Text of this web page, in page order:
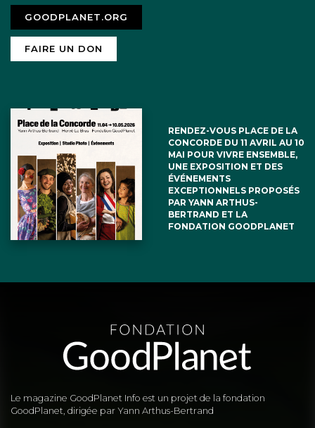
GOODPLANET.ORG
FAIRE UN DON
RENDEZ-VOUS PLACE DE LA
CONCORDE DU 11 AVRIL AU 10
MAI POUR VIVRE ENSEMBLE,
UNE EXPOSITION ET DES
ÉVÉNEMENTS
EXCEPTIONNELS PROPOSÉS
PAR YANN ARTHUS-
BERTRAND ET LA
FONDATION GOODPLANET
Le magazine GoodPlanet Info est un projet de la fondation
GoodPlanet, dirigée par Yann Arthus-Bertrand